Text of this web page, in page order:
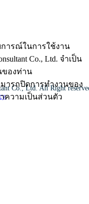
Co., Ltd. All Right
ารณ์ในการใช้งาน
Co., Ltd. จำเป็น
ของท่าน
ารถปิดการทำงานของ
ความเป็นส่วนตัว